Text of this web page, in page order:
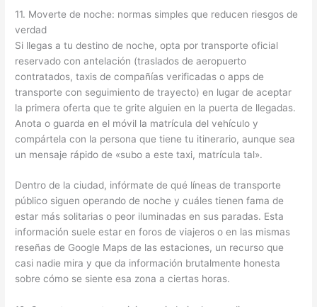
11. Moverte de noche: normas simples que reducen riesgos de
verdad
Si llegas a tu destino de noche, opta por transporte oficial
reservado con antelación (traslados de aeropuerto
contratados, taxis de compañías verificadas o apps de
transporte con seguimiento de trayecto) en lugar de aceptar
la primera oferta que te grite alguien en la puerta de llegadas.
Anota o guarda en el móvil la matrícula del vehículo y
compártela con la persona que tiene tu itinerario, aunque sea
un mensaje rápido de «subo a este taxi, matrícula tal».
Dentro de la ciudad, infórmate de qué líneas de transporte
público siguen operando de noche y cuáles tienen fama de
estar más solitarias o peor iluminadas en sus paradas. Esta
información suele estar en foros de viajeros o en las mismas
reseñas de Google Maps de las estaciones, un recurso que
casi nadie mira y que da información brutalmente honesta
sobre cómo se siente esa zona a ciertas horas.